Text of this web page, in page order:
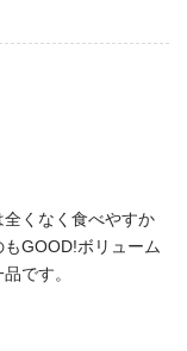
くなく食べやすか
GOOD!ボリューム
です。